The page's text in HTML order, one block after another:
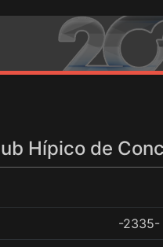
Hípico de
-2335-